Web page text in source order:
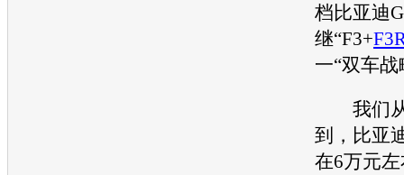
档比亚迪
继“F3+
一“双车战
我们
到， 比亚
在6万元